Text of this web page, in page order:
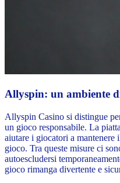
Allyspin: un ambiente
Allyspin Casino si distingue
un gioco responsabile. La
aiutare i giocatori a
gioco. Tra queste misure ci
autoescludersi
gioco rimanga divertente e